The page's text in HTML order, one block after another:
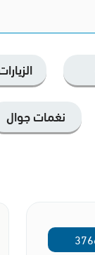
نغمات جوال